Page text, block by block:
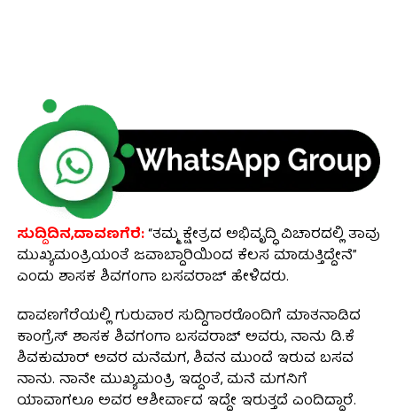
ಸುದ್ದಿದಿನ,ದಾವಣಗೆರೆ:“ತಮ್ಮ ಕ್ಷೇತ್ರದ ಅಭಿವೃದ್ಧಿ ವಿಚಾರದಲ್ಲಿ ತಾವು
ಮುಖ್ಯಮಂತ್ರಿಯಂತೆ ಜವಾಬ್ದಾರಿಯಿಂದ ಕೆಲಸ ಮಾಡುತ್ತಿದ್ದೇನೆ”
ಎಂದು ಶಾಸಕ ಶಿವಗಂಗಾ ಬಸವರಾಜ್ ಹೇಳಿದರು.
ದಾವಣಗೆರೆಯಲ್ಲಿ ಗುರುವಾರ ಸುದ್ದಿಗಾರರೊಂದಿಗೆ ಮಾತನಾಡಿದ
ಕಾಂಗ್ರೆಸ್ ಶಾಸಕ ಶಿವಗಂಗಾ ಬಸವರಾಜ್ ಅವರು, ನಾನು ಡಿ.ಕೆ
ಶಿವಕುಮಾರ್‌ ಅವರ ಮನೆಮಗ, ಶಿವನ ಮುಂದೆ ಇರುವ ಬಸವ
ನಾನು. ನಾನೇ ಮುಖ್ಯಮಂತ್ರಿ ಇದ್ದಂತೆ, ಮನೆ ಮಗನಿಗೆ
ಯಾವಾಗಲೂ ಅವರ ಆಶೀರ್ವಾದ ಇದ್ದೇ ಇರುತ್ತದೆ ಎಂದಿದ್ದಾರೆ.